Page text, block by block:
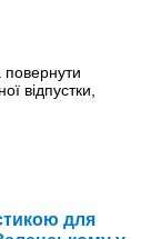
повернути
відпустки,
для